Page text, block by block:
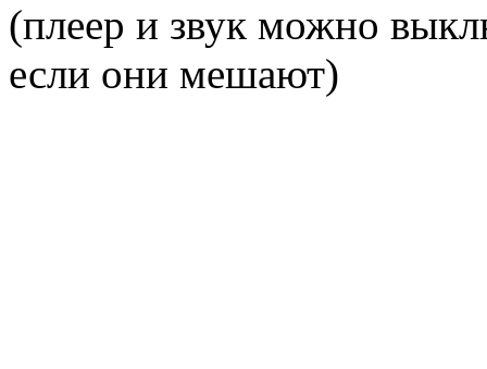
(плеер и звук можно
если они мешают)